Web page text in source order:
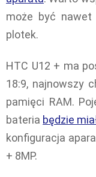
może być nawet
plotek.
HTC U12 + ma
18:9, najnowszy
pamięci RAM.
bateria będzie
konfiguracja
+ 8MP.